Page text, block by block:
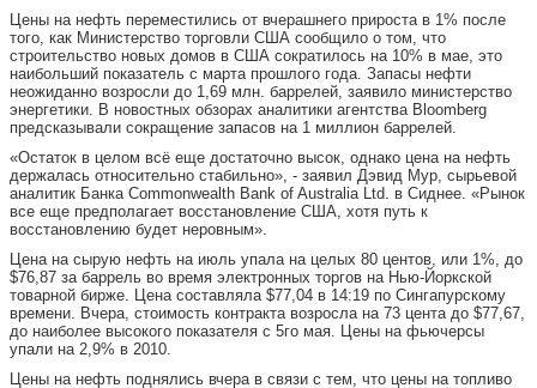
Цены на нефть переместились от вчерашнего прироста в 1% после
того, как Министерство торговли США сообщило о том, что
строительство новых домов в США сократилось на 10% в мае, это
наибольший показатель с марта прошлого года. Запасы нефти
неожиданно возросли до 1,69 млн. баррелей, заявило министерство
энергетики. В новостных обзорах аналитики агентства Bloomberg
предсказывали сокращение запасов на 1 миллион баррелей.
«Остаток в целом всё еще достаточно высок, однако цена на нефть
держалась относительно стабильно», - заявил Дэвид Мур, сырьевой
аналитик Банка Commonwealth Bank of Australia Ltd. в Сиднее. «Рынок
все еще предполагает восстановление США, хотя путь к
восстановлению будет неровным».
Цена на сырую нефть на июль упала на целых 80 центов, или 1%, до
$76,87 за баррель во время электронных торгов на Нью-Йоркской
товарной бирже. Цена составляла $77,04 в 14:19 по Сингапурскому
времени. Вчера, стоимость контракта возросла на 73 цента до $77,67,
до наиболее высокого показателя с 5го мая. Цены на фьючерсы
упали на 2,9% в 2010.
Цены на нефть поднялись вчера в связи с тем, что цены на топливо